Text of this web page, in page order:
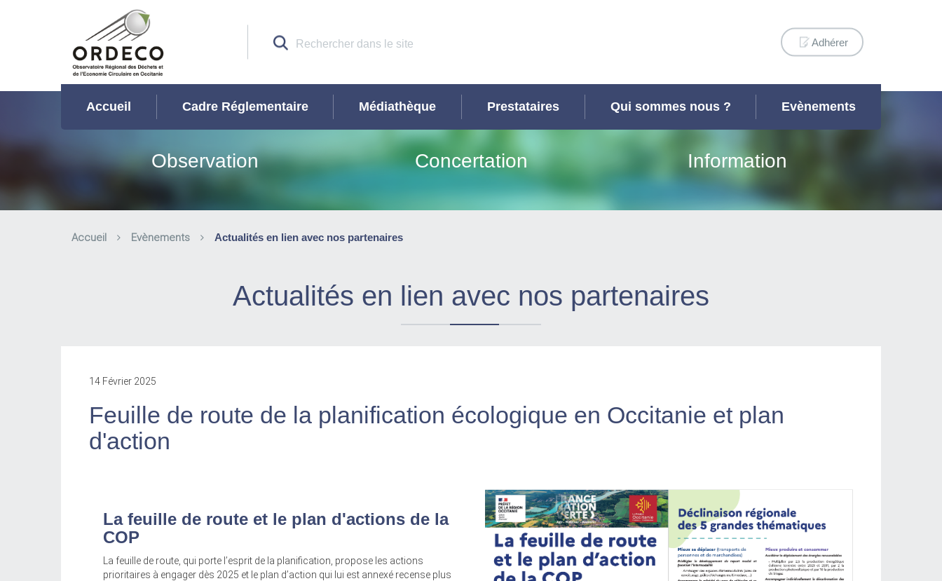
Adhérer
Accueil Cadre Réglementaire Médiathèque Prestataires Qui sommes nous ? Evènements
Observation Concertation Information
Accueil Evènements Actualités en lien avec nos partenaires
Actualités en lien avec nos partenaires
14 Février 2025
Feuille de route de la planification écologique en Occitanie et plan
d'action
La feuille de route et le plan d'actions de la
COP
La feuille de route, qui porte l’esprit de la planification, propose les actions
prioritaires à engager dès 2025 et le plan d’action qui lui est annexé recense plus